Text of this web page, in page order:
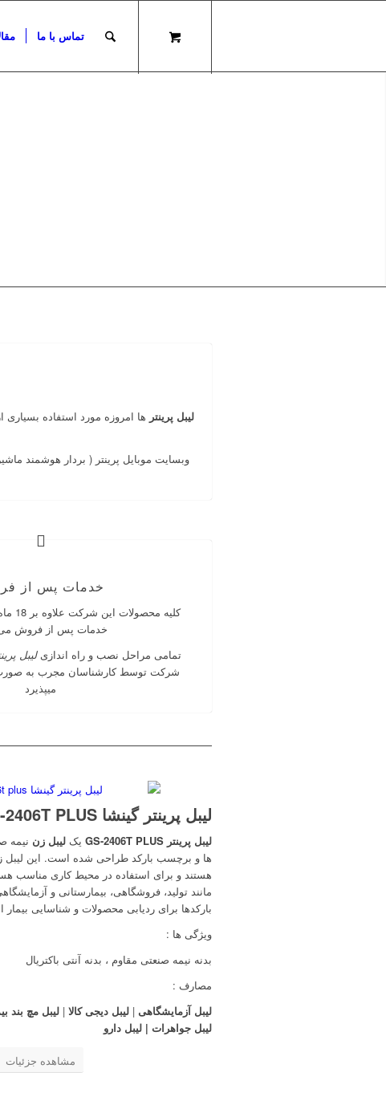
تماس با ما
لیبل پرینتر ها امروزه مورد استفاده
وبسایت موبایل پرینتر ( بردار هوشمند
خدمات پس از
کلیه
خدمات پس از فروش
تمامی مراحل نصب و راه اندازیلیبل
شرکت توسط کارشناسان مجرب به
میپذیرد
لیبل پرینتر گینشا GS-2406T PLUS
لیبل پرینتر GS-2406T PLUS یک لیبل زن نیمه
ها و برچسب بارکد طراحی شده است. این لیبل
هستند و برای استفاده در محیط کاری مناسب
مانند تولید، فروشگاهی، بیمارستانی و
بارکدها برای ردیابی محصولات و شناسایی
ویژگی ها :
بدنه نیمه صنعتی مقاوم ، بدنه آنتی باکتریال
مصارف :
لیبل آزمایشگاهی |لیبل دیجی کالا |لیبل مچ بند
لیبل جواهرات | لیبل دارو
مشاهده جزئیات